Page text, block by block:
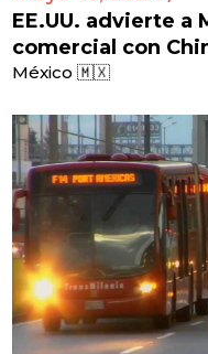
EE.UU. advierte a
comercial con
México 🇲🇽